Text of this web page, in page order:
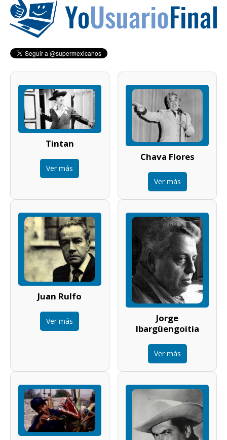
Tintan
Ver más
Chava Flores
Ver más
Juan Rulfo
Ver más
Jorge
Ibargüengoitia
Ver más